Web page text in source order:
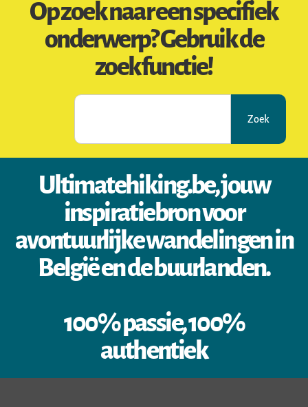
Op zoek naar een specifiek
onderwerp? Gebruik de
zoekfunctie!
Zoek
Ultimatehiking.be, jouw
inspiratiebron voor
avontuurlijke wandelingen in
België en de buurlanden.
100% passie, 100%
authentiek